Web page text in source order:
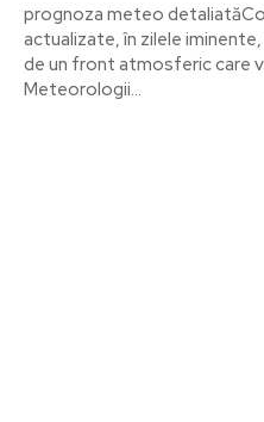
prognoza meteo
actualizate, în zilele
de un front atmosferic care
Meteorologii...